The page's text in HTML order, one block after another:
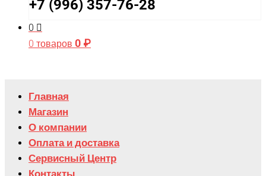
+7 (996) 357-76-28
0
0 товаров 0 ₽
Главная
Магазин
О компании
Оплата и доставка
Сервисный Центр
Контакты